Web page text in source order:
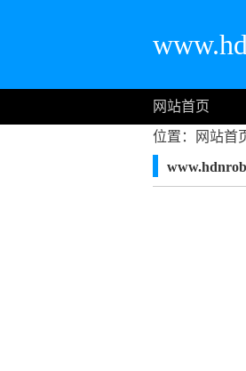
网站首页
位置：
网站首